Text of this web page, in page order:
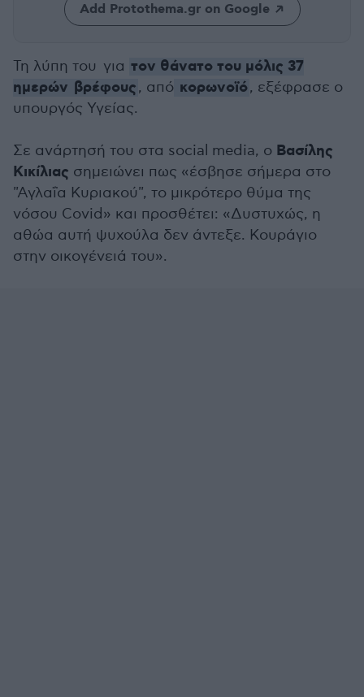
Add Protothema.gr on Google
Τη λύπη του για τον θάνατο του μόλις 37
ημερών βρέφους, από κορωνοϊό, εξέφρασε ο
υπουργός Υγείας.
Σε ανάρτησή του στα social media, ο Βασίλης
Κικίλιας σημειώνει πως «έσβησε σήμερα στο
"Αγλαΐα Κυριακού", το μικρότερο θύμα της
νόσου Covid» και προσθέτει: «Δυστυχώς, η
αθώα αυτή ψυχούλα δεν άντεξε. Κουράγιο
στην οικογένειά του».